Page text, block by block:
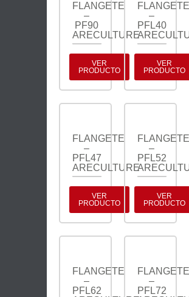
FLANGETE
–
PF90
ARECULTURE
VER
PRODUCTO
FLANGETE
–
PFL40
VER
PRODUCTO
FLANGETE
–
PFL47
ARECULTURE
VER
PRODUCTO
FLANGETE
–
PFL52
VER
PRODUCTO
FLANGETE
–
PFL62
FLANGETE
–
PFL72